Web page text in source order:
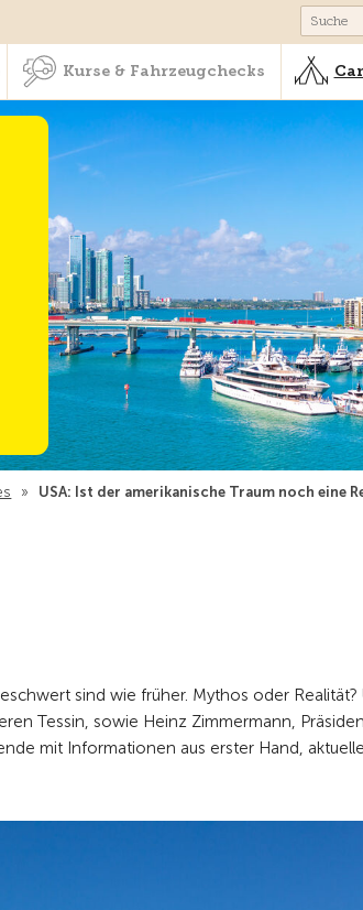
Kurse & Fahrzeugchecks
Kurse & Fahrzeugchecks
» USA: Ist der amerikanische Traum noch eine
sind wie früher. Mythos oder Realität?
Tessin, sowie Heinz Zimmermann,
mit Informationen aus erster Hand,